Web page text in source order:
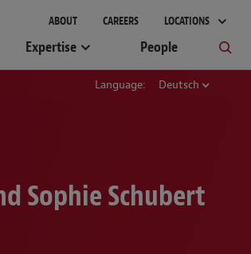
ABOUT CAREERS LOCATIONS
Expertise People
Language: Deutsch
Sophie Schubert